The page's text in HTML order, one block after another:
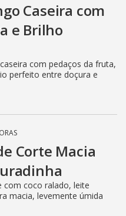
Caseira com
e Brilho
com pedaços da fruta,
perfeito entre doçura e
Corte Macia
com coco ralado, leite
macia, levemente úmida